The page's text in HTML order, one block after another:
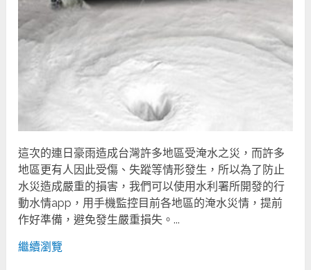
這次的連日豪雨造成台灣許多地區受淹水之災，而許多
地區更有人因此受傷、失蹤等情形發生，所以為了防止
水災造成嚴重的損害，我們可以使用水利署所開發的行
動水情app，用手機監控目前各地區的淹水災情，提前
作好準備，避免發生嚴重損失。...
繼續瀏覽